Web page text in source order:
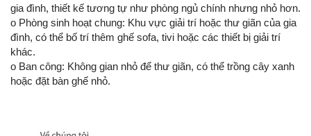
gia đình, thiết kế tương tự như phòng ngủ chính nhưng nhỏ hơn.
o Phòng sinh hoạt chung: Khu vực giải trí hoặc thư giãn của gia
đình, có thể bố trí thêm ghế sofa, tivi hoặc các thiết bị giải trí
khác.
o Ban công: Không gian nhỏ để thư giãn, có thể trồng cây xanh
hoặc đặt bàn ghế nhỏ.